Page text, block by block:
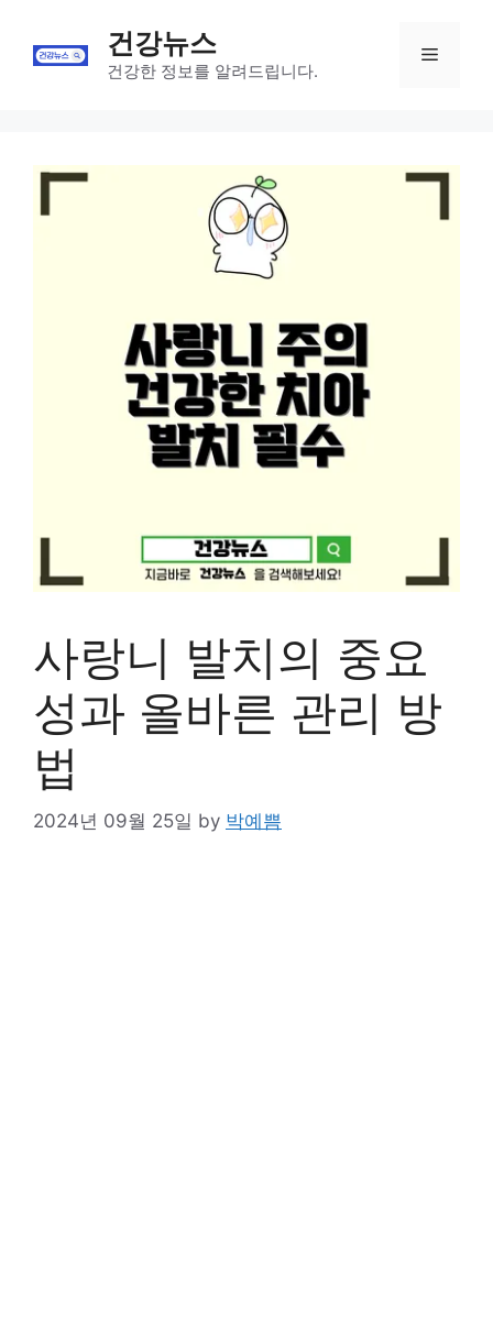
content
건강뉴스
건강한 정보를 알려드립니다.
Menu
사랑니 발치의 중요
성과 올바른 관리 방
법
2024년 09월 25일 by 박예쁨